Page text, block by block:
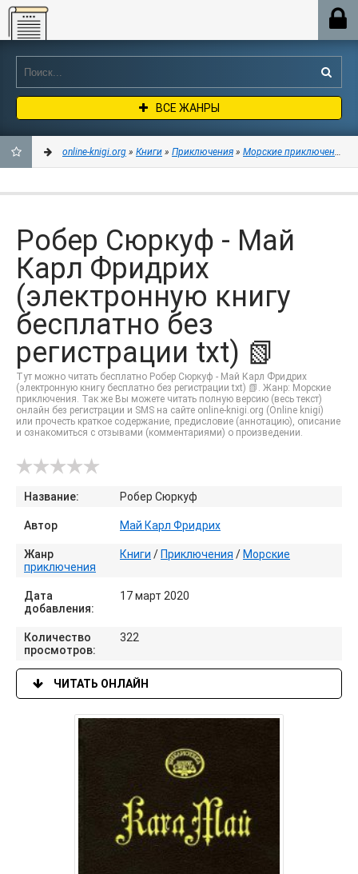
Online-knigi.org
ВСЕ ЖАНРЫ
ЗАКЛАДКИ
online-knigi.org » Книги » Приключения » Морские приключения
Робер Сюркуф - Май
Карл Фридрих
(электронную книгу
бесплатно без
регистрации txt) 📗
Тут можно читать бесплатно Робер Сюркуф - Май Карл Фридрих
(электронную книгу бесплатно без регистрации txt) 📗. Жанр: Морские
приключения. Так же Вы можете читать полную версию (весь текст)
онлайн без регистрации и SMS на сайте online-knigi.org (Online knigi)
или прочесть краткое содержание, предисловие (аннотацию), описание
и ознакомиться с отзывами (комментариями) о произведении.
Название: Робер Сюркуф
Автор Май Карл Фридрих
Жанр Книги / Приключения / Морские
приключения
Дата
добавления:
17 март 2020
Количество
просмотров:
322
ЧИТАТЬ ОНЛАЙН